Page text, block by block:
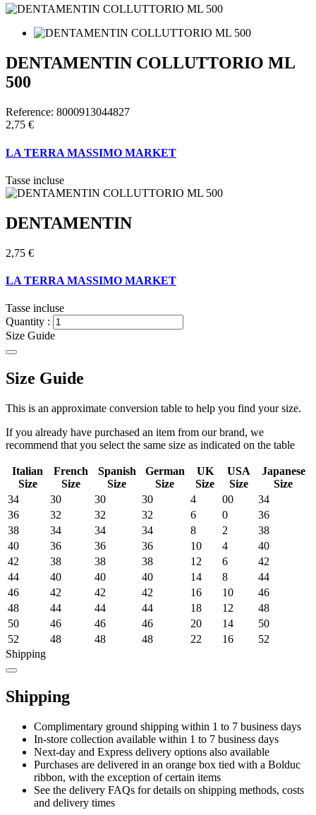
DENTAMENTIN COLLUTTORIO ML
500
Reference: 8000913044827
2,75 €
LA TERRA MASSIMO MARKET
Tasse incluse
DENTAMENTIN
2,75 €
LA TERRA MASSIMO MARKET
Tasse incluse
Quantity :
Size Guide
Size Guide
This is an approximate conversion table to help you find your size.
If you already have purchased an item from our brand, we
recommend that you select the same size as indicated on the table
Italian
Size
French
Size
Spanish
Size
German
Size
UK
Size
USA
Size
Japanese
Size
34
30 30 30 4 00
34
36
32 32 32 6 0
36
38
34 34 34 8 2
38
40
36 36 36 10 4
40
42
38 38 38 12 6
42
44
40 40 40 14 8
44
46
42 42 42 16 10
46
48
44 44 44 18 12
48
50
46 46 46 20 14
50
52
48 48 48 22 16
52
Shipping
Shipping
Complimentary ground shipping within 1 to 7 business days
In-store collection available within 1 to 7 business days
Next-day and Express delivery options also available
Purchases are delivered in an orange box tied with a Bolduc
ribbon, with the exception of certain items
See the delivery FAQs for details on shipping methods, costs
and delivery times